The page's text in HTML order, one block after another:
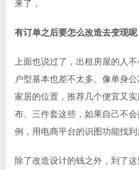
来了，
有订单之后要怎么改造去变现呢
上面也说过了，出租房屋的人
户型基本也差不太多。像单身
家居的位置，推荐几个便宜又
布、三件套这些，如果自己不
例，用电商平台的识图功能找到
除了改造设计的钱之外，到了